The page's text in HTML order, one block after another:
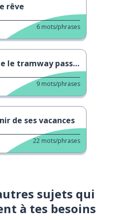
rêve
6 mots/phrases
passe par le théâtre ?
9 mots/phrases
de ses vacances
22 mots/phrases
sujets qui
à tes besoins